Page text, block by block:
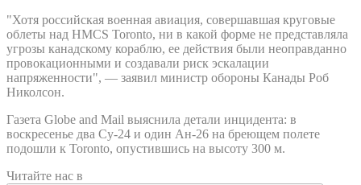
"Хотя российская военная авиация, совершавшая круговые
облеты над HMCS Toronto, ни в какой форме не представляла
угрозы канадскому кораблю, ее действия были неоправданно
провокационными и создавали риск эскалации
напряженности", — заявил министр обороны Канады Роб
Николсон.
Газета Globe and Mail выяснила детали инцидента: в
воскресенье два Су-24 и один Ан-26 на бреющем полете
подошли к Toronto, опустившись на высоту 300 м.
Читайте нас в